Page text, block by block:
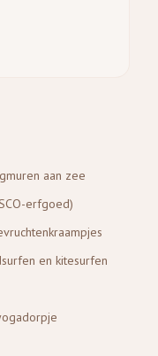
aan zee
erfgoed)
en kitesurfen